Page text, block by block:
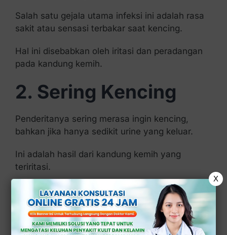
Salah satu gejala utama infeksi ini adalah rasa
sakit atau sensasi terbakar saat kencing.
Hal ini disebabkan oleh iritasi dan peradangan
pada kandung kemih.
2. Sering Kencing
Penderitanya sering merasa ingin kencing,
bahkan jika hanya sedikit urine yang keluar.
Ini adalah hasil dari kandung kemih yang
teriritasi.
3. Urine Berwarna
Keruh atau Berdarah
X